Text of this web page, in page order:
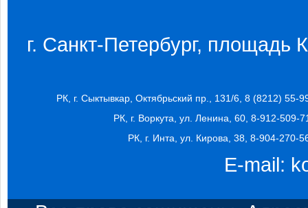
г. Санкт-Петербург, площадь
РК, г. Сыктывкар, Октябрьский пр., 131/6, 8 (8212) 55-
РК, г. Воркута, ул. Ленина, 60, 8-912-509-
РК, г. Инта, ул. Кирова, 38, 8-904-270-
E-mail: